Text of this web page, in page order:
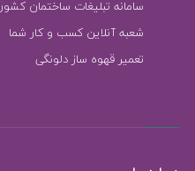
سامانه تبلیغات ساختمان کشور
شعبه آنلاین کسب و کار شما
تعمیر قهوه ساز دلونگی